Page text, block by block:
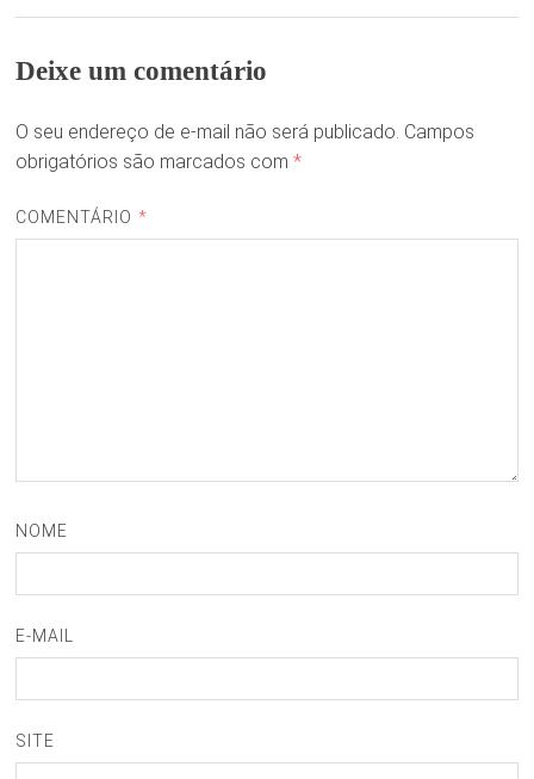
Deixe um comentário
O seu endereço de e-mail não será publicado. Campos
obrigatórios são marcados com *
COMENTÁRIO *
NOME
E-MAIL
SITE